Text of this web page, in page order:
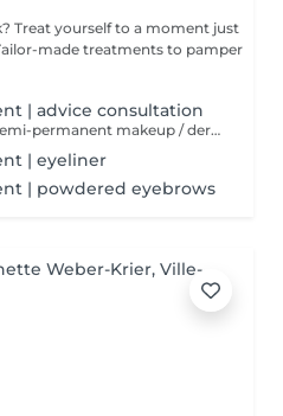
| advice consultation
Consultation and advice for semi-permanent makeup / dermopigmentation. Semi-permanent makeup is ideal for staying flawless in all circumstances. It is durable, but not definitive, unlike tattooing. However, the technique is similar to that of an ordinary tattoo. Pigments are injected into the epidermis via a special device.
| eyeliner
| powdered eyebrows